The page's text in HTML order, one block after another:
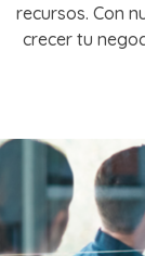
recursos. Con
crecer tu